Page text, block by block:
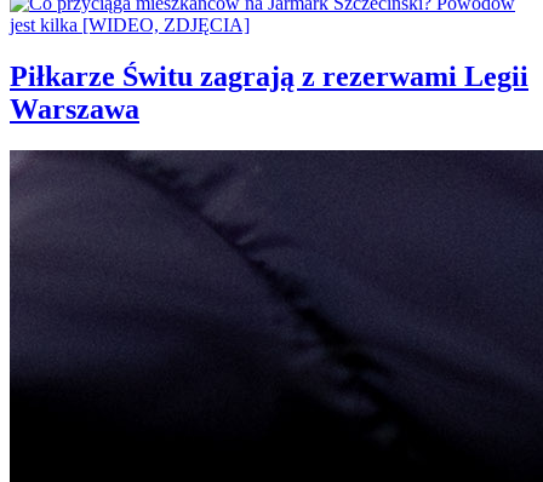
Piłkarze Świtu zagrają z rezerwami Legii
Warszawa